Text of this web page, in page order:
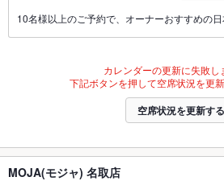
10名様以上のご予約で、オーナーおすすめの
カレンダーの更新に失敗し
下記ボタンを押して空席状況を更新
空席状況を更新する
MOJA(モジャ) 名取店